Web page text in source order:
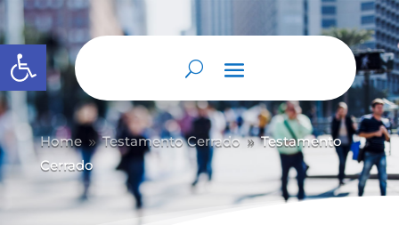
Abrir barra de herramientas
Home 9 Testamento Cerrado 9 Testamento
Cerrado